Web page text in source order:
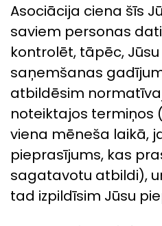
Asociācija ciena šīs
saviem personas
kontrolēt, tāpēc,
saņemšanas
atbildēsim
noteiktajos termiņos
viena mēneša laikā,
pieprasījums, kas
sagatavotu atbildi),
tad izpildīsim Jūsu